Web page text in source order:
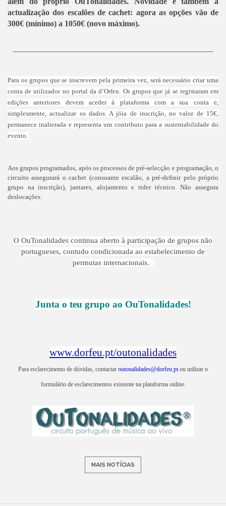
actualização dos escalões de cachet: agora as opções vão de
300€ (mínimo) a 1050€ (novo máximo).
Para os grupos que se inscrevem pela primeira vez, será necessário criar uma
conta de utilizador no portal da d’Orfeu. Os grupos que já se registaram em
edições anteriores devem aceder à plataforma com a sua conta e,
simplesmente, actualizar os dados. A jóia de inscrição, no valor de 15€,
permanece inalterada e representa um contributo para a sustentabilidade do
evento.
Aos grupos programados, após os processos de pré-selecção e programação, o
circuito assegurará o cachet (consoante escalão, a pré-definir pelo próprio
grupo na inscrição), jantares, alojamento e rider técnico. Não assegura
deslocações.
O OuTonalidades continua aberto à participação de grupos não
portugueses, contudo condicionada ao estabelecimento de
permutas internacionais.
Junta o teu grupo ao OuTonalidades!
www.dorfeu.pt/outonalidades
Para esclarecimento de dúvidas, contactar outonalidades@dorfeu.pt ou utilizar o
formulário de esclarecimentos existente na plataforma online.
MAIS NOTÍCIAS